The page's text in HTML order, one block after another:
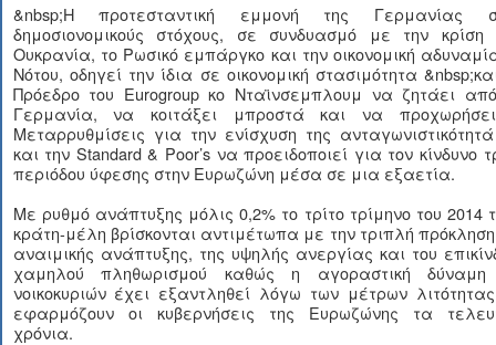
&nbsp;Η προτεσταντική εμμονή της Γερμανίας
δημοσιονομικούς στόχους, σε συνδυασμό με την κρίση
Ουκρανία, το Ρωσικό εμπάργκο και την οικονομική
Νότου, οδηγεί την ίδια σε οικονομική στασιμότητα
Πρόεδρο του Eurogroup κο Νταϊνσεμπλουμ να ζητάει
Γερμανία, να κοιτάξει μπροστά και να
Μεταρρυθμίσεις για την ενίσχυση της
και την Standard & Poor’s να προειδοποιεί για τον κίνδυνο
περιόδου ύφεσης στην Ευρωζώνη μέσα σε μια εξαετία.
Με ρυθμό ανάπτυξης μόλις 0,2% το τρίτο τρίμηνο του 2014
κράτη-μέλη βρίσκονται αντιμέτωπα με την τριπλή
αναιμικής ανάπτυξης, της υψηλής ανεργίας και του
χαμηλού πληθωρισμού καθώς η αγοραστική
νοικοκυριών έχει εξαντληθεί λόγω των μέτρων
εφαρμόζουν οι κυβερνήσεις της Ευρωζώνης τα
χρόνια.